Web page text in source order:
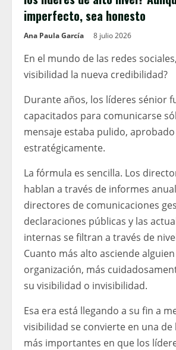
imperfecto, sea honesto
Ana Paula García 8 julio 2026
En el mundo de las redes
visibilidad la nueva credibilidad?
Durante años, los líderes sénior
capacitados para comunicarse
mensaje estaba pulido,
estratégicamente.
La fórmula es sencilla. Los
hablan a través de informes
directores de comunicaciones
declaraciones públicas y las
internas se filtran a través de
Cuanto más alto asciende
organización, más
su visibilidad o invisibilidad.
Esa era está llegando a su fin a
visibilidad se convierte en una de
más importantes en que los